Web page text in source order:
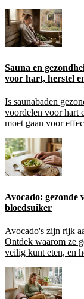
Sauna en
voor hart, herstel
Is saunabaden
voordelen voor hart
moet gaan voor
Avocado: gezonde
bloedsuiker
Avocado's zijn rijk
Ontdek waarom ze
veilig kunt eten, en